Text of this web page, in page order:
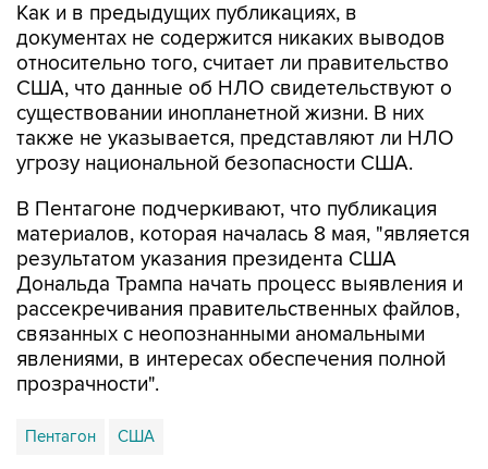
Как и в предыдущих публикациях, в
документах не содержится никаких выводов
относительно того, считает ли правительство
США, что данные об НЛО свидетельствуют о
существовании инопланетной жизни. В них
также не указывается, представляют ли НЛО
угрозу национальной безопасности США.
В Пентагоне подчеркивают, что публикация
материалов, которая началась 8 мая, "является
результатом указания президента США
Дональда Трампа начать процесс выявления и
рассекречивания правительственных файлов,
связанных с неопознанными аномальными
явлениями, в интересах обеспечения полной
прозрачности".
Пентагон США